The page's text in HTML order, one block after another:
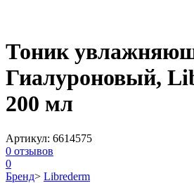
Тоник
Гиалуроновый,
200 мл
Артикул: 6614575
0 отзывов
0
Бренд> Librederm